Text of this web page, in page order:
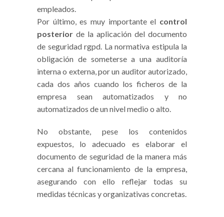
empleados.
Por último, es muy importante el control
posterior de la aplicación del documento
de seguridad rgpd. La normativa estipula la
obligación de someterse a una auditoría
interna o externa, por un auditor autorizado,
cada dos años cuando los ficheros de la
empresa sean automatizados y no
automatizados de un nivel medio o alto.
No obstante, pese los contenidos
expuestos, lo adecuado es elaborar el
documento de seguridad de la manera más
cercana al funcionamiento de la empresa,
asegurando con ello reflejar todas su
medidas técnicas y organizativas concretas.